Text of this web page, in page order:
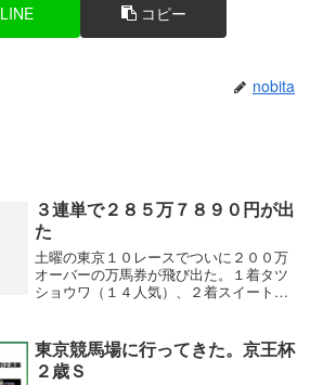
LINE コピー
nobita
３連単で２８５万７８９０円が出
た
土曜の東京１０レースでついに２００万
オーバーの万馬券が飛び出た。１着タツ
ショウワ（１４人気）、２着スイートチ
し実はこのレースは３着同着でイチロー
スワン（１人気）の方の配...
東京競馬場に行ってきた。京王杯
２歳Ｓ